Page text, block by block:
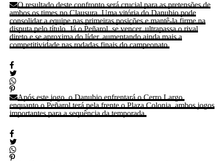
O resultado deste confronto será crucial para as pretensões de
ambos os times no Clausura. Uma vitória do Danubio pode
consolidar a equipe nas primeiras posições e mantê-la firme na
disputa pelo título. Já o Peñarol, se vencer, ultrapassa o rival
direto e se aproxima do líder, aumentando ainda mais a
competitividade nas rodadas finais do campeonato.
Após este jogo, o Danubio enfrentará o Cerro Largo,
enquanto o Peñarol terá pela frente o Plaza Colonia, ambos jogos
importantes para a sequência da temporada.